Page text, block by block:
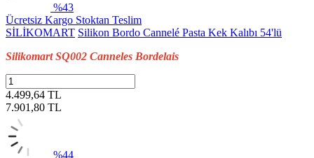
%43
Ücretsiz Kargo Stoktan Teslim
SİLİKOMART Silikon Bordo Cannelé Pasta Kek Kalıbı 54'lü
Silikomart SQ002 Canneles Bordelais
4.499,64 TL
7.901,80 TL
%44